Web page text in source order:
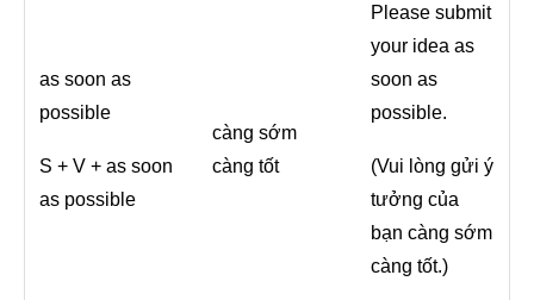
as soon as
possible
S + V + as soon
as possible
càng sớm
càng tốt
Please submit
your idea as
soon as
possible.
(Vui lòng gửi ý
tưởng của
bạn càng sớm
càng tốt.)